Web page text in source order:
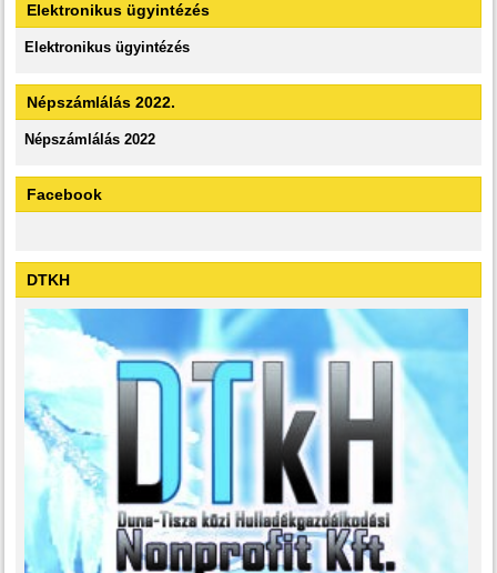
Elektronikus ügyintézés
Elektronikus ügyintézés
Népszámlálás 2022.
Népszámlálás 2022
Facebook
DTKH